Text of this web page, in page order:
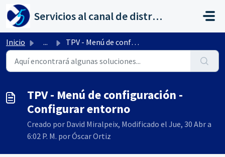
Saltar al contenido principal
Servicios al canal de distribución de AHORA
Inicio ... TPV - Menú de configuración - Configurar entorno
TPV - Menú de configuración -
Configurar entorno
Creado por David Miralpeix, Modificado el Jue, 30 Abr a
6:02 P. M. por Óscar Ortiz